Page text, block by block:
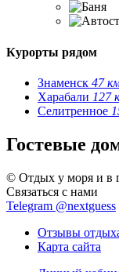
Курорты рядом
Знаменск 47
Харабали 127
Селитренное
Гостевые
© Отдых у моря и в
Связаться с нами
Telegram @nextguess
Отзывы
Карта сайта